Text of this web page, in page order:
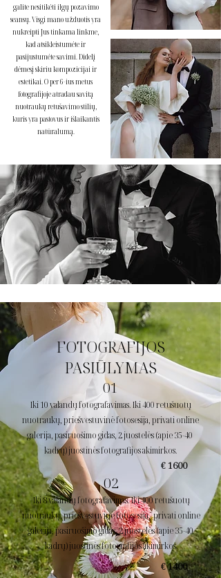
galite nesitikėti ilgų pozavimo
seansų. Visgi mano užduotis yra
nukreipti Jus tinkama linkme,
kad atsikleistumėte ir
pasijustumėte savimi. Didelį
dėmesį skiriu kompozicijai ir
estetikai. O per 6-ius metus
fotografijoje atradau savitą
nuotraukų retušavimo stilių,
kuris yra pastovus ir išlaikantis
natūralumą.
FOTOGRAFIJOS
PASIŪLYMAS
01
Iki 10 valandų fotografavimas. Iki 400 retušuotų
nuotraukų, priešvestuvinė fotosesija, privati online
galerija, pasiruošimo gidas, 2 juostelės (apie 35-40
kadrų) juostinės fotografijos akimirkos.
€ 1600
02
Iki 8 valandų fotografavimas. Iki 400 retušuotų
nuotraukų, priešvestuvinė fotosesija, privati online
galerija, pasiruošimo gidas, 2 juostelės (apie 35-40
kadrų) juostinės fotografijos akimirkos.
€ 1400